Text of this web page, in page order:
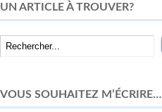
UN ARTICLE À TROUVER?
VOUS SOUHAITEZ M’ÉCRIRE…